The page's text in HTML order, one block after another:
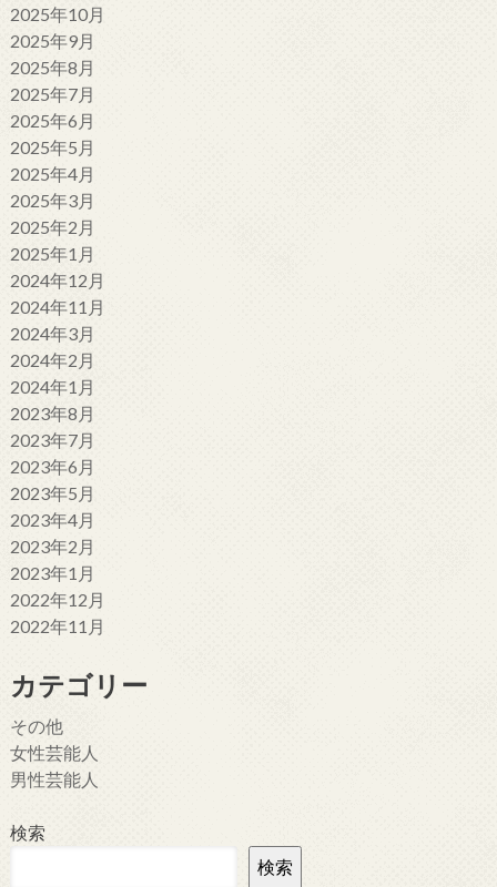
2025年10月
2025年9月
2025年8月
2025年7月
2025年6月
2025年5月
2025年4月
2025年3月
2025年2月
2025年1月
2024年12月
2024年11月
2024年3月
2024年2月
2024年1月
2023年8月
2023年7月
2023年6月
2023年5月
2023年4月
2023年2月
2023年1月
2022年12月
2022年11月
カテゴリー
その他
女性芸能人
男性芸能人
検索
検索